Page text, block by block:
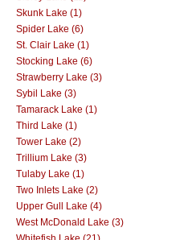
Skunk Lake (1)
Spider Lake (6)
St. Clair Lake (1)
Stocking Lake (6)
Strawberry Lake (3)
Sybil Lake (3)
Tamarack Lake (1)
Third Lake (1)
Tower Lake (2)
Trillium Lake (3)
Tulaby Lake (1)
Two Inlets Lake (2)
Upper Gull Lake (4)
West McDonald Lake (3)